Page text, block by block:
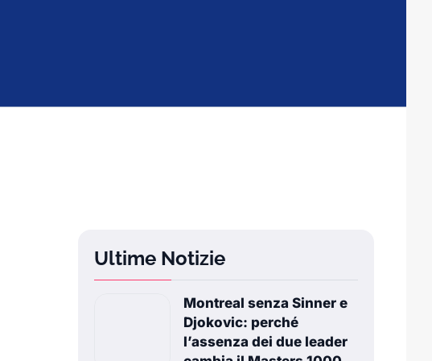
Ultime Notizie
Montreal senza Sinner e
Djokovic: perché
l’assenza dei due leader